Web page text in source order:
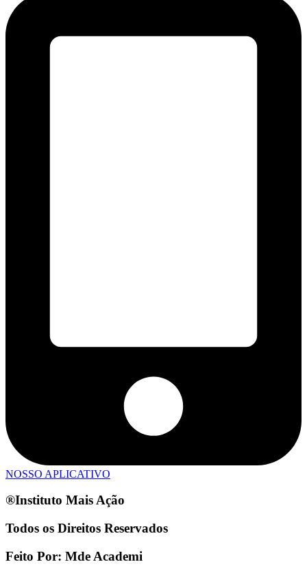
NOSSO APLICATIVO
®Instituto Mais Ação
Todos os Direitos Reservados
Feito Por: Mde Academi